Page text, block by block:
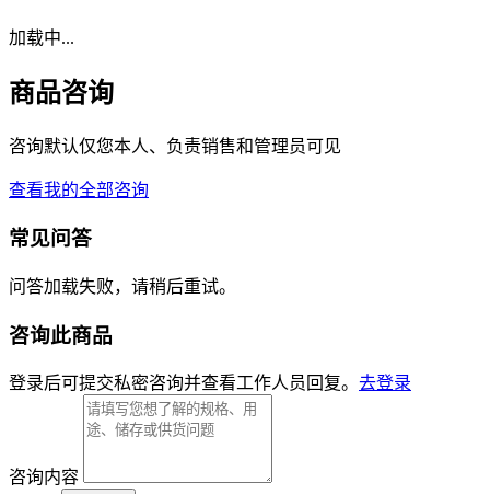
加载中...
商品咨询
咨询默认仅您本人、负责销售和管理员可见
查看我的全部咨询
常见问答
问答加载失败，请稍后重试。
咨询此商品
登录后可提交私密咨询并查看工作人员回复。 去登录
咨询内容